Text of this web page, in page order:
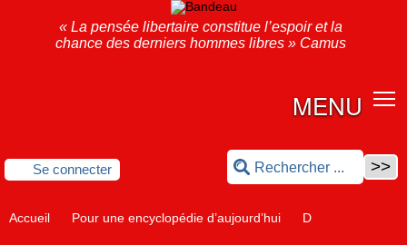
« La pensée libertaire constitue l’espoir et la
chance des derniers hommes libres » Camus
MENU
Se connecter
Accueil Pour une encyclopédie d’aujourd’hui D